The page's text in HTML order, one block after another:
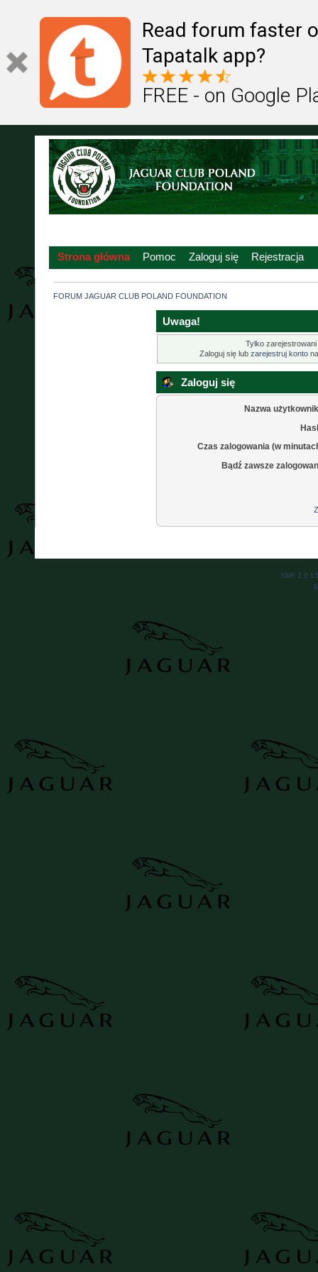
Read forum faster
Tapatalk app?
FREE - on Google
Strona główna Pomoc Zaloguj się Rejestracja
FORUM JAGUAR CLUB POLAND FOUNDATION
Uwaga!
Tylko
Zaloguj się lub zarejestruj kontona
Zaloguj się
Nazwa
Czas zalogowania (w
Bądź zawsze
SMF 2.0.15